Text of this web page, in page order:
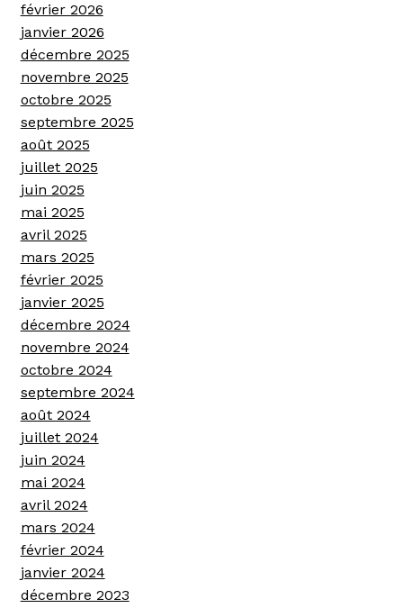
février 2026
janvier 2026
décembre 2025
novembre 2025
octobre 2025
septembre 2025
août 2025
juillet 2025
juin 2025
mai 2025
avril 2025
mars 2025
février 2025
janvier 2025
décembre 2024
novembre 2024
octobre 2024
septembre 2024
août 2024
juillet 2024
juin 2024
mai 2024
avril 2024
mars 2024
février 2024
janvier 2024
décembre 2023